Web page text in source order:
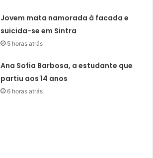
Jovem mata namorada à facada e
suicida-se em Sintra
5 horas atrás
Ana Sofia Barbosa, a estudante que
partiu aos 14 anos
6 horas atrás